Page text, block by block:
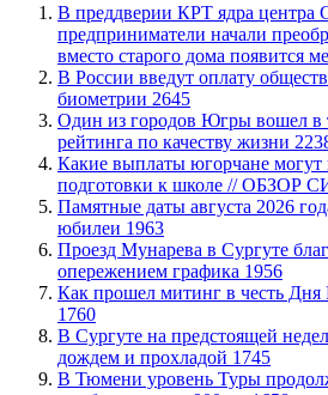
​В преддверии КРТ ядра центра
предприниматели начали
вместо старого дома появится
В России введут оплату
биометрии 2645
Один из городов Югры вошел в
рейтинга по качеству жизни
Какие выплаты югорчане могут
подготовки к школе // ОБЗОР
​Памятные даты августа 2026
юбилеи 1963
​Проезд Мунарева в Сургуте
опережением графика 1956
Как прошел митинг в честь
1760
В Сургуте на предстоящей
дождем и прохладой 1745
В Тюмени уровень Туры